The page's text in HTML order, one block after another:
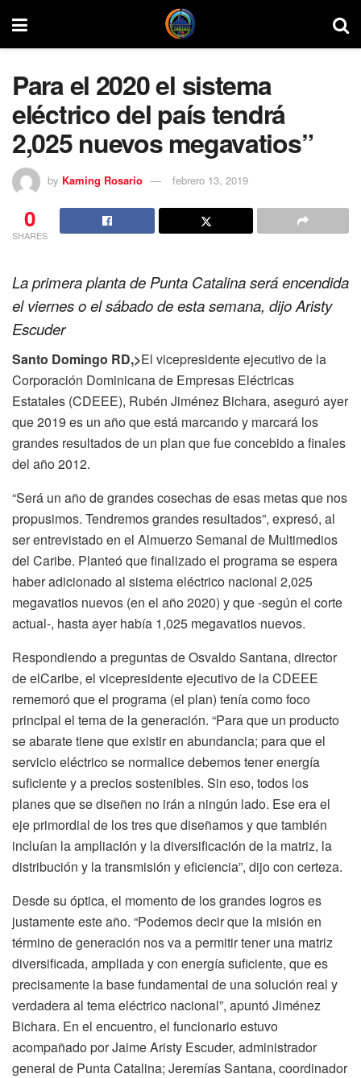
Para el 2020 el sistema
eléctrico del país tendrá
2,025 nuevos megavatios”
by Kaming Rosario febrero 13, 2019
0
SHARES
La primera planta de Punta Catalina será encendida
el viernes o el sábado de esta semana, dijo Aristy
Escuder
Santo Domingo RD,>El vicepresidente ejecutivo de la
Corporación Dominicana de Empresas Eléctricas
Estatales (CDEEE), Rubén Jiménez Bichara, aseguró ayer
que 2019 es un año que está marcando y marcará los
grandes resultados de un plan que fue concebido a finales
del año 2012.
“Será un año de grandes cosechas de esas metas que nos
propusimos. Tendremos grandes resultados”, expresó, al
ser entrevistado en el Almuerzo Semanal de Multimedios
del Caribe. Planteó que finalizado el programa se espera
haber adicionado al sistema eléctrico nacional 2,025
megavatios nuevos (en el año 2020) y que -según el corte
actual-, hasta ayer había 1,025 megavatios nuevos.
Respondiendo a preguntas de Osvaldo Santana, director
de elCaribe, el vicepresidente ejecutivo de la CDEEE
rememoró que el programa (el plan) tenía como foco
principal el tema de la generación. “Para que un producto
se abarate tiene que existir en abundancia; para que el
servicio eléctrico se normalice debemos tener energía
suficiente y a precios sostenibles. Sin eso, todos los
planes que se diseñen no irán a ningún lado. Ese era el
eje primordial de los tres que diseñamos y que también
incluían la ampliación y la diversificación de la matriz, la
distribución y la transmisión y eficiencia”, dijo con certeza.
Desde su óptica, el momento de los grandes logros es
justamente este año. “Podemos decir que la misión en
término de generación nos va a permitir tener una matriz
diversificada, ampliada y con energía suficiente, que es
precisamente la base fundamental de una solución real y
verdadera al tema eléctrico nacional”, apuntó Jiménez
Bichara. En el encuentro, el funcionario estuvo
acompañado por Jaime Aristy Escuder, administrador
general de Punta Catalina; Jeremías Santana, coordinador